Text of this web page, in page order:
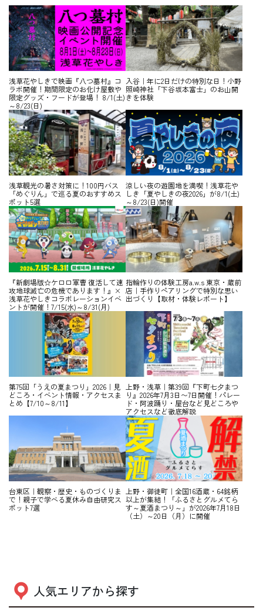
浅草花やしきで映画『八つ墓村』コ
ラボ開催！期間限定のお化け屋敷や
限定グッズ・フードが登場！ 8/1(土)
～8/23(日)
入谷｜年に2日だけの特別な日！小野
照崎神社「下谷坂本富士」のお山開
きを体験
浅草観光の暑さ対策に！100円バス
「めぐりん」で巡る夏のおすすめス
ポット5選
涼しい夜の遊園地を満喫！浅草花や
しき「夏やしきの夜2026」が8/1(土)
～8/23(日)開催
『新劇場版☆ケロロ軍曹 復活して速
攻地球滅亡の危機であります！』×
浅草花やしきコラボレーションイベ
ントが開催！7/15(水)～8/31(月)
指輪作りの体験工房a.w.s 東京・蔵前
店｜手作りペアリングで特別な思い
出づくり【取材・体験レポート】
第75回「うえの夏まつり」2026｜見
どころ・イベント情報・アクセスま
とめ【7/10～8/11】
上野・浅草｜第39回『下町七夕まつ
り』2026年7月3日〜7日開催！パレー
ド・阿波踊り・屋台など見どころや
アクセスなど徹底解説
台東区｜観察・歴史・ものづくりま
で！親子で学べる夏休み自由研究ス
ポット7選
上野・御徒町｜全国16酒蔵・64銘柄
以上が集結！「ふるさとグルメてら
す～夏酒まつり～」が2026年7月18日
（土）～20日（月）に開催
人気エリアから探す